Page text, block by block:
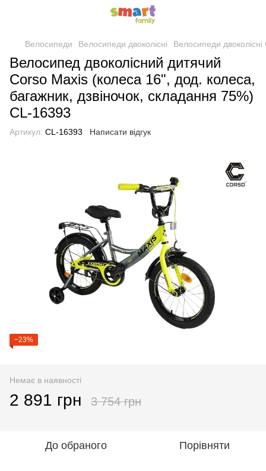
Велосипеди Велосипеди двоколісні Велосипеди двоколісні
Велосипед двоколісний дитячий
Corso Maxis (колеса 16", дод. колеса,
багажник, дзвіночок, складання 75%)
CL-16393
Артикул: CL-16393 Написати відгук
−23%
Немає в наявності
2 891 грн 3 754 грн
До обраного Порівняти